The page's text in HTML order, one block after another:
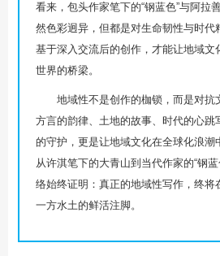
看来，包头作家笔下的“钢蓝色”与阿拉
然色彩迥异，但都是对生命韧性与时代
基于深入交流后的创作，才能让地域文
世界的桥梁。
地域性不是创作的枷锁，而是对抗
方言的韵律、土地的故事、时代的心跳
的守护，更是让地域文化在全球化浪
从许淇笔下的大青山到当代作家的“钢
络始终证明：真正的地域性写作，终将
一方水土的鲜活注脚。